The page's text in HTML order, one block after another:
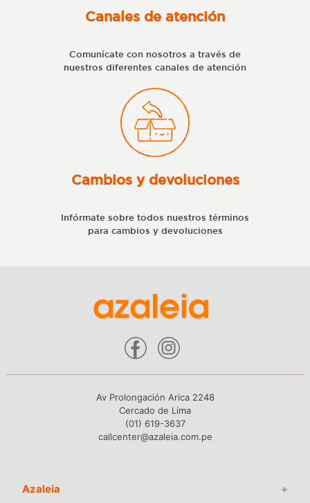
Canales de atención
Comunícate con nosotros a través de
nuestros diferentes canales de atención
Cambios y devoluciones
Infórmate sobre todos nuestros términos
para cambios y devoluciones
Av Prolongación Arica 2248
Cercado de Lima
(01) 619-3637
callcenter@azaleia.com.pe
Azaleia +